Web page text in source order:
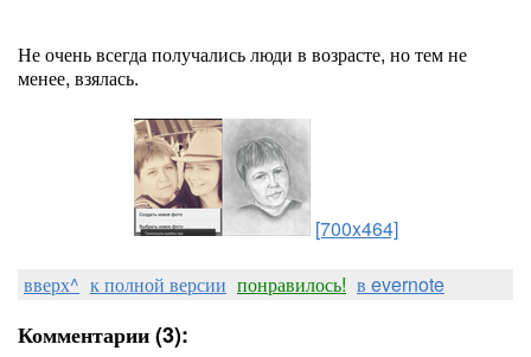
Не очень всегда получались люди в возрасте, но тем не
менее, взялась.
[700x464]
вверх^ к полной версии понравилось! в evernote
Комментарии (3):